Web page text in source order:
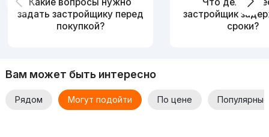
Для получения более подробной информации просьба
задать застройщику перед
покупкой?
застройщик
сроки?
Вам может быть интересно
Рядом Могут подойти По цене Популярные